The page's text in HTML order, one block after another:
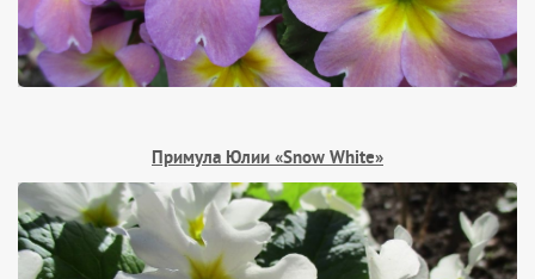
Примула Юлии «Snow White»